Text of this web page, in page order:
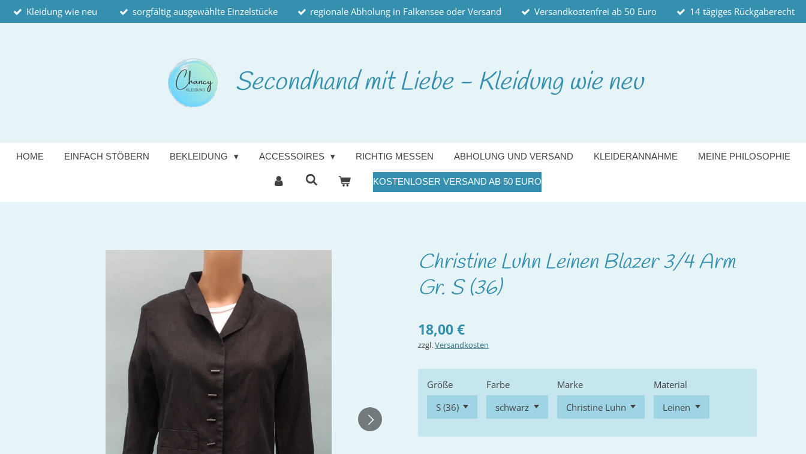
Zum
Hauptinhalt
Kleidung wie neu sorgfältig ausgewählte Einzelstücke regionale Abholung in Falkensee oder Versand Versandkostenfrei ab 50 Euro 14 tägiges Rückgaberecht
Secondhandmit Liebe - Kleidung wie neu
HOME EINFACH STÖBERN BEKLEIDUNG ACCESSOIRES RICHTIG MESSEN ABHOLUNG UND VERSAND KLEIDERANNAHME MEINE PHILOSOPHIE
KOSTENLOSER VERSAND AB 50 EURO
Christine Luhn Leinen Blazer 3/4 Arm
Gr. S (36)
18,00 €
zzgl.Versandkosten
Größe Farbe Marke Material